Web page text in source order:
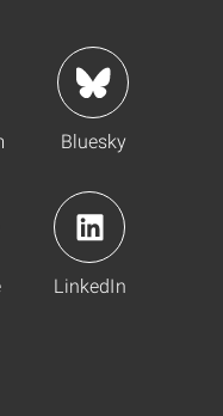
Bluesky
LinkedIn